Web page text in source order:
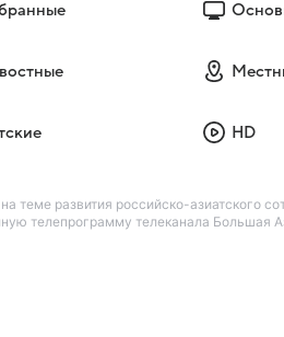
HD
теме развития российско-азиатского
телепрограмму телеканала Большая